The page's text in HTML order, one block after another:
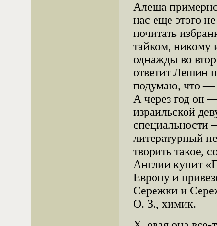
Алеша
нас еще этого
почитать
тайком, никому
однажды во
ответит Лешин
подумаю, что —
А через год он
израильской
специальности
литературный
творить такое,
Англии купит
Европу и
Сережки и
О. З., химик.